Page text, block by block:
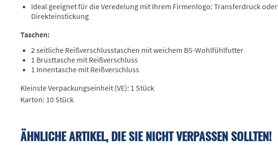
Ideal geeignet für die Veredelung mit Ihrem Firmenlogo: Transferdruck oder
Direkteinstickung
Taschen:
2 seitliche Reißverschlusstaschen mit weichem BS-Wohlfühlfutter
1 Brusttasche mit Reißverschluss
1 Innentasche mit Reißverschluss
Kleinste Verpackungseinheit (VE): 1 Stück
Karton: 10 Stück
ÄHNLICHE ARTIKEL, DIE SIE NICHT VERPASSEN SOLLTEN!